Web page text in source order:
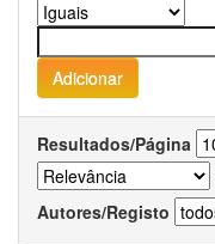
Resultados/Página
Autores/Registo